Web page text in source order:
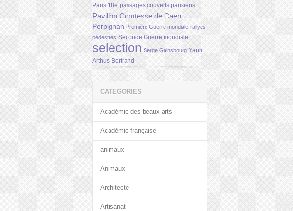
Paris 18e passages couverts parisiens
Pavillon Comtesse de Caen
Perpignan Première Guerre mondiale rallyes
pédestres Seconde Guerre mondiale
selection Serge Gainsbourg Yann
Arthus-Bertrand
CATÉGORIES
Académie des beaux-arts
Académie française
animaux
Animaux
Architecte
Artisanat